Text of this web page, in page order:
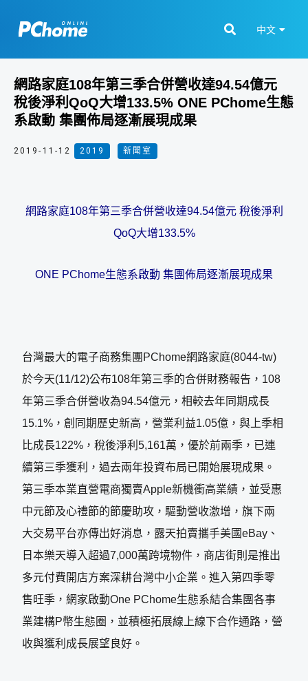
中文
網路家庭108年第三季合併營收達94.54億元
稅後淨利QoQ大增133.5% ONE PChome生態
系啟動 集團佈局逐漸展現成果
2019-11-12 2019 新聞室
網路家庭108年第三季合併營收達94.54億元 稅後淨利
QoQ大增133.5%
ONE PChome生態系啟動 集團佈局逐漸展現成果
台灣最大的電子商務集團PChome網路家庭(8044-tw)
於今天(11/12)公布108年第三季的合併財務報告，108
年第三季合併營收為94.54億元，相較去年同期成長
15.1%，創同期歷史新高，營業利益1.05億，與上季相
比成長122%，稅後淨利5,161萬，優於前兩季，已連
續第三季獲利，過去兩年投資布局已開始展現成果。
第三季本業直營電商獨賣Apple新機衝高業績，並受惠
中元節及心禮節的節慶助攻，驅動營收激增，旗下兩
大交易平台亦傳出好消息，露天拍賣攜手美國eBay、
日本樂天導入超過7,000萬跨境物件，商店街則是推出
多元付費開店方案深耕台灣中小企業。進入第四季零
售旺季，網家啟動One PChome生態系結合集團各事
業建構P幣生態圈，並積極拓展線上線下合作通路，營
收與獲利成長展望良好。